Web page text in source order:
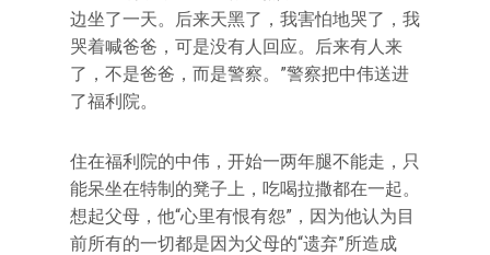
边坐了一天。后来天黑了，我害怕地哭了，我
哭着喊爸爸，可是没有人回应。后来有人来
了，不是爸爸，而是警察。”警察把中伟送进
了福利院。
住在福利院的中伟，开始一两年腿不能走，只
能呆坐在特制的凳子上，吃喝拉撒都在一起。
想起父母，他“心里有恨有怨”，因为他认为目
前所有的一切都是因为父母的“遗弃”所造成